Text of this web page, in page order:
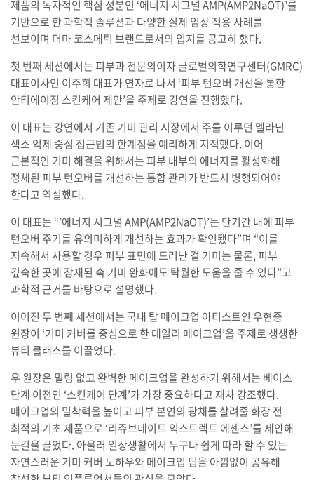
제품의 독자적인 핵심 성분인 ‘에너지 시그널 AMP(AMP2NaOT)’를
기반으로 한 과학적 솔루션과 다양한 실제 임상 적용 사례를
선보이며 더마 코스메틱 브랜드로서의 입지를 공고히 했다.
첫 번째 세션에서는 피부과 전문의이자 글로벌의학연구센터(GMRC)
대표이사인 이주희 대표가 연자로 나서 ‘피부 턴오버 개선을 통한
안티에이징 스킨케어 제안’을 주제로 강연을 진행했다.
이 대표는 강연에서 기존 기미 관리 시장에서 주를 이루던 멜라닌
색소 억제 중심 접근법의 한계점을 예리하게 지적했다. 이어
근본적인 기미 해결을 위해서는 피부 내부의 에너지를 활성화해
정체된 피부 턴오버를 개선하는 통합 관리가 반드시 병행되어야
한다고 역설했다.
이 대표는 “’에너지 시그널 AMP(AMP2NaOT)’는 단기간 내에 피부
턴오버 주기를 유의미하게 개선하는 효과가 확인됐다”며 “이를
지속해서 사용할 경우 피부 표면에 드러난 겉 기미는 물론, 피부
깊숙한 곳에 잠재된 속 기미 완화에도 탁월한 도움을 줄 수 있다”고
과학적 근거를 바탕으로 설명했다.
이어진 두 번째 세션에서는 국내 탑 메이크업 아티스트인 우현증
원장이 ‘기미 커버를 중심으로 한 데일리 메이크업’을 주제로 생생한
뷰티 클래스를 이끌었다.
우 원장은 밀림 없고 완벽한 메이크업을 완성하기 위해서는 베이스
단계 이전인 ‘스킨케어 단계’가 가장 중요하다고 재차 강조했다.
메이크업의 밀착력을 높이고 피부 본연의 광채를 살려줄 화장 전
최적의 기초 제품으로 ‘리쥬브네이트 익스트렉트 에센스’를 제안해
눈길을 끌었다. 아울러 일상생활에서 누구나 쉽게 따라 할 수 있는
자연스러운 기미 커버 노하우와 메이크업 팁을 아낌없이 공유해